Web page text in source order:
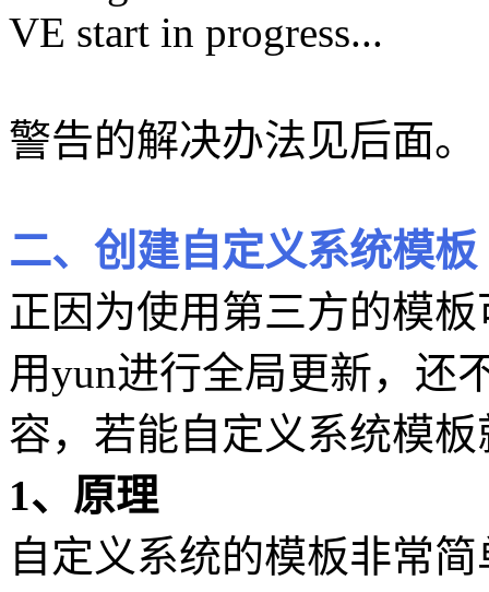
VE start in progress...
警告的解决办法见后面。
二、创建自定义系统模板
正因为使用第三方的模
用yun进行全局更新，还
容，若能自定义系统模
1、原理
自定义系统的模板非常